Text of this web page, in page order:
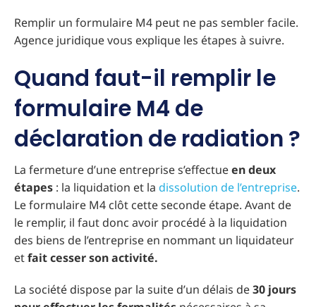
Remplir un formulaire M4 peut ne pas sembler facile.
Agence juridique vous explique les étapes à suivre.
Quand faut-il remplir le
formulaire M4 de
déclaration de radiation ?
La fermeture d’une entreprise s’effectueen deux
étapes : la liquidation et la dissolution de l’entreprise.
Le formulaire M4 clôt cette seconde étape. Avant de
le remplir, il faut donc avoir procédé à la liquidation
des biens de l’entreprise en nommant un liquidateur
etfait cesser son activité.
La société dispose par la suite d’un délais de30 jours